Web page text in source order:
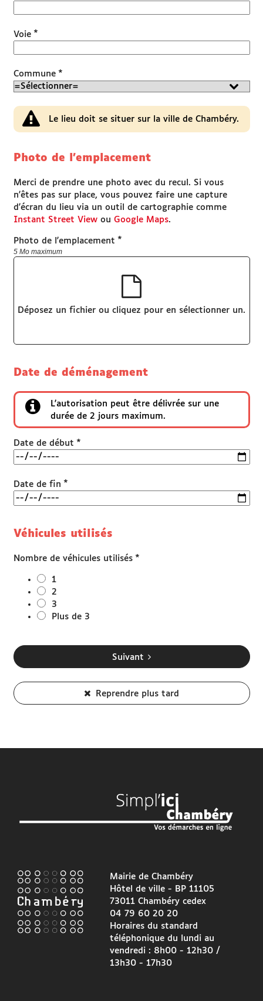
Voie *
Commune *
Le lieu doit se situer sur la ville de Chambéry.
Photo de l'emplacement
Merci de prendre une photo avec du recul. Si vous
n'êtes pas sur place, vous pouvez faire une capture
d'écran du lieu via un outil de cartographie comme
Instant Street Viewou Google Maps.
Photo de l'emplacement *
5 Mo maximum
Déposez un fichier ou cliquez pour en sélectionner un.
Date de déménagement
L'autorisation peut être délivrée sur une
durée de 2 jours maximum.
Date de début *
Date de fin *
Véhicules utilisés
Nombre de véhicules utilisés *
1
2
3
Plus de 3
Suivant
Reprendre plus tard
Mairie de Chambéry
Hôtel de ville - BP 11105
73011 Chambéry cedex
04 79 60 20 20
Horaires du standard
téléphonique du lundi au
vendredi : 8h00 - 12h30 /
13h30 - 17h30